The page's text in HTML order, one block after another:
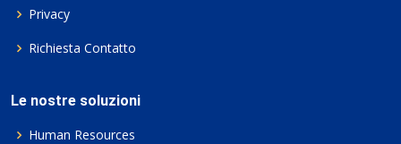
Privacy
Richiesta Contatto
Le nostre soluzioni
Human Resources